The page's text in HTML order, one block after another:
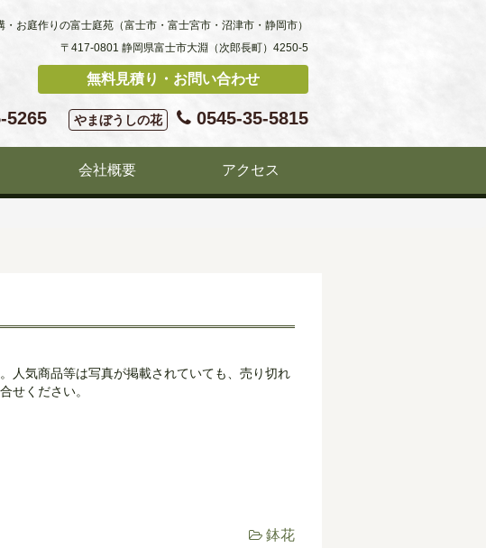
お庭作りの富士庭苑（富士市・富士宮市・沼津市・静岡市）
〒417-0801 静岡県富士市大淵（次郎長町）4250-5
無料見積り・お問い合わせ
5265 やまぼうしの花 0545-35-5815
会社概要 アクセス
人気商品等は写真が掲載されていても、売り切れ
せください。
鉢花